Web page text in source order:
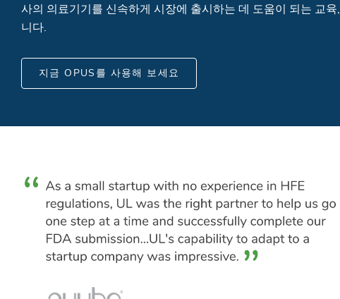
사의 의료기기를 신속하게 시장에 출시하는 데 도움이 되는 교
니다.
지금 OPUS를 사용해 보세요